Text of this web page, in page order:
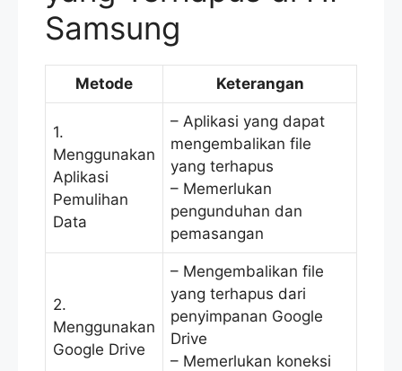
Samsung
Metode Keterangan
1.
Menggunakan
Aplikasi
Pemulihan
Data
– Aplikasi yang dapat
mengembalikan file
yang terhapus
– Memerlukan
pengunduhan dan
pemasangan
2.
Menggunakan
Google Drive
– Mengembalikan file
yang terhapus dari
penyimpanan Google
Drive
– Memerlukan koneksi